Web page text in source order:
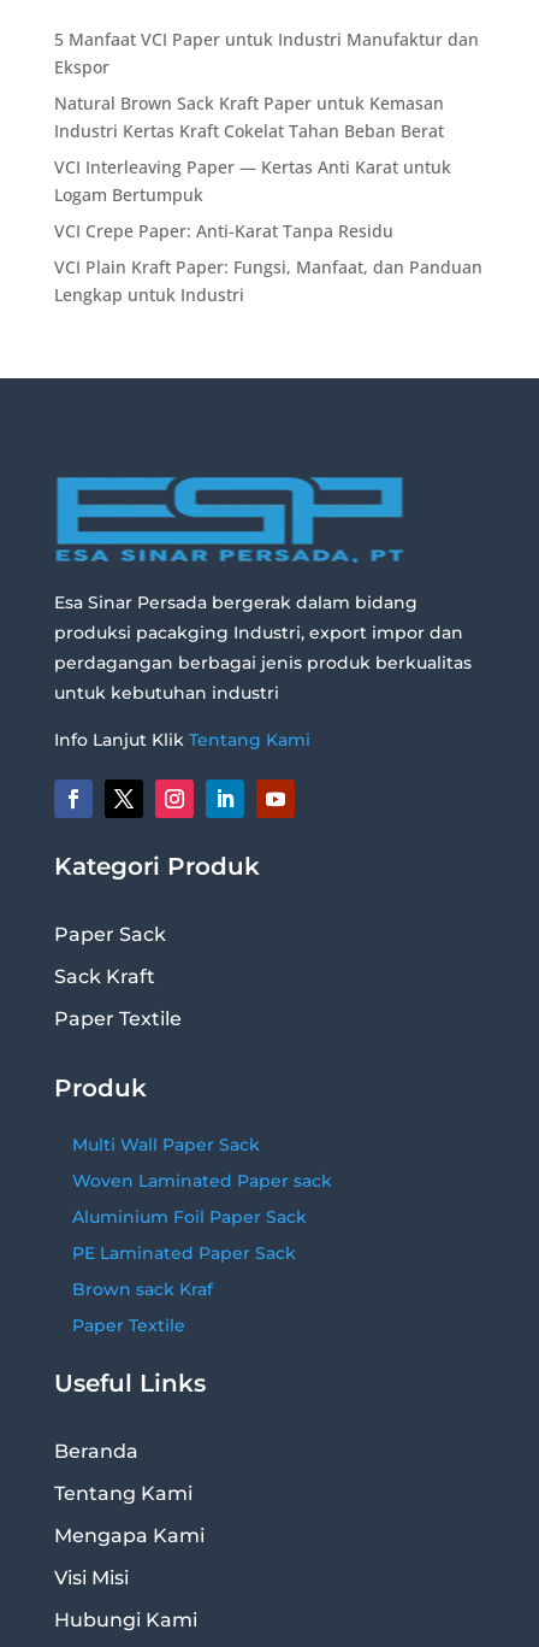
5 Manfaat VCI Paper untuk Industri Manufaktur dan
Ekspor
Natural Brown Sack Kraft Paper untuk Kemasan
Industri Kertas Kraft Cokelat Tahan Beban Berat
VCI Interleaving Paper — Kertas Anti Karat untuk
Logam Bertumpuk
VCI Crepe Paper: Anti-Karat Tanpa Residu
VCI Plain Kraft Paper: Fungsi, Manfaat, dan Panduan
Lengkap untuk Industri
Esa Sinar Persada bergerak dalam bidang
produksi pacakging Industri, export impor dan
perdagangan berbagai jenis produk berkualitas
untuk kebutuhan industri
Info Lanjut Klik Tentang Kami
Kategori Produk
Paper Sack
Sack Kraft
Paper Textile
Produk
Multi Wall Paper Sack
Woven Laminated Paper sack
Aluminium Foil Paper Sack
PE Laminated Paper Sack
Brown sack Kraf
Paper Textile
Useful Links
Beranda
Tentang Kami
Mengapa Kami
Visi Misi
Hubungi Kami